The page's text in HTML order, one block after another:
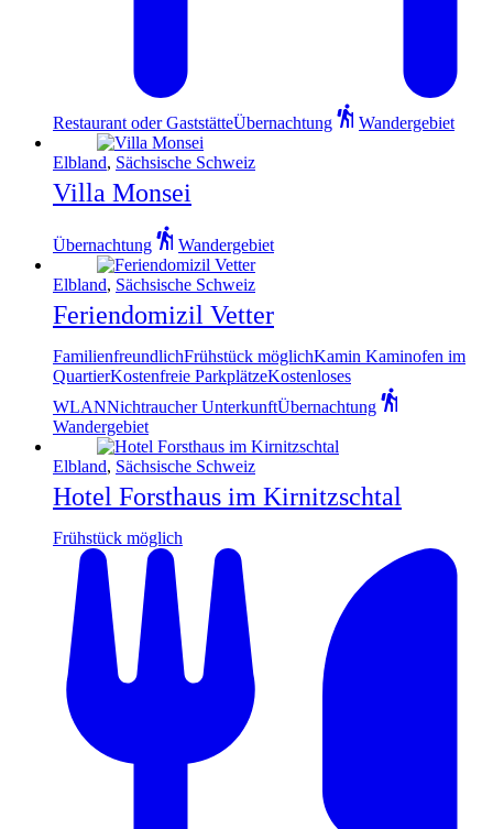
Restaurant oder GaststätteÜbernachtung Wandergebiet
Elbland, Sächsische Schweiz
Villa Monsei
Übernachtung Wandergebiet
Elbland, Sächsische Schweiz
Feriendomizil Vetter
FamilienfreundlichFrühstück möglichKamin Kaminofen im
QuartierKostenfreie ParkplätzeKostenloses
WLANNichtraucher UnterkunftÜbernachtung
Wandergebiet
Elbland, Sächsische Schweiz
Hotel Forsthaus im Kirnitzschtal
Frühstück möglich